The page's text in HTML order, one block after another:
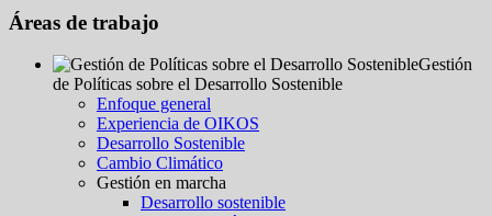
Áreas de trabajo
Gestión
de Políticas sobre el Desarrollo Sostenible
Enfoque general
Experiencia de OIKOS
Desarrollo Sostenible
Cambio Climático
Gestión en marcha
Desarrollo sostenible